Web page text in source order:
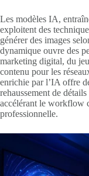
Les modèles IA,
exploitent des
générer des images
dynamique ouvre des
marketing digital, du
contenu pour les
enrichie par l’IA offre
rehaussement de
accélérant le workflow
professionnelle.